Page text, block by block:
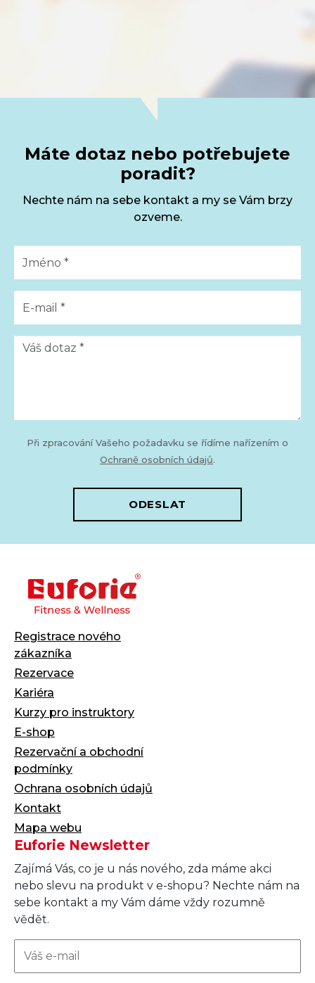
Máte dotaz nebo potřebujete
poradit?
Nechte nám na sebe kontakt a my se Vám brzy
ozveme.
Při zpracování Vašeho požadavku se řídíme nařízením o
Ochraně osobních údajů.
ODESLAT
Registrace nového
zákazníka
Rezervace
Kariéra
Kurzy pro instruktory
E-shop
Rezervační a obchodní
podmínky
Ochrana osobních údajů
Kontakt
Mapa webu
Euforie Newsletter
Zajímá Vás, co je u nás nového, zda máme akci
nebo slevu na produkt v e-shopu? Nechte nám na
sebe kontakt a my Vám dáme vždy rozumně
vědět.